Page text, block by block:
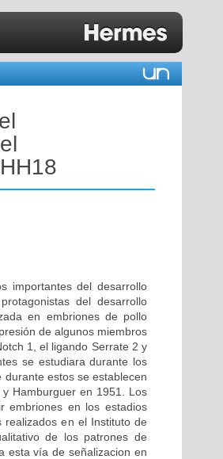
importantes del desarrollo
del desarrollo
en embriones de pollo
de algunos miembros
1, el ligando Serrate 2 y
se estudiara durante los
estos se establecen
Hamburguer en 1951. Los
embriones en los estadios
realizados en el Instituto de
de los patrones de
esta vía de señalizacion en